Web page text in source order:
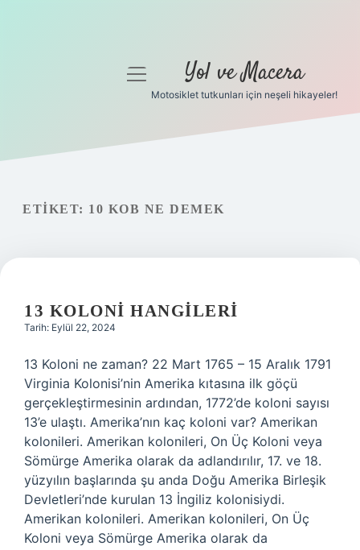
Gizlilik Politikası
menüyü
Yol ve Macera
Motosiklet tutkunları için neşeli hikayeler!
ETIKET: 10 KOB NE DEMEK
13 KOLONI HANGILERI
Tarih: Eylül 22, 2024
13 Koloni ne zaman? 22 Mart 1765 – 15 Aralık 1791
Virginia Kolonisi’nin Amerika kıtasına ilk göçü
gerçekleştirmesinin ardından, 1772’de koloni sayısı
13’e ulaştı. Amerika’nın kaç koloni var? Amerikan
kolonileri. Amerikan kolonileri, On Üç Koloni veya
Sömürge Amerika olarak da adlandırılır, 17. ve 18.
yüzyılın başlarında şu anda Doğu Amerika Birleşik
Devletleri’nde kurulan 13 İngiliz kolonisiydi.
Amerikan kolonileri. Amerikan kolonileri, On Üç
Koloni veya Sömürge Amerika olarak da